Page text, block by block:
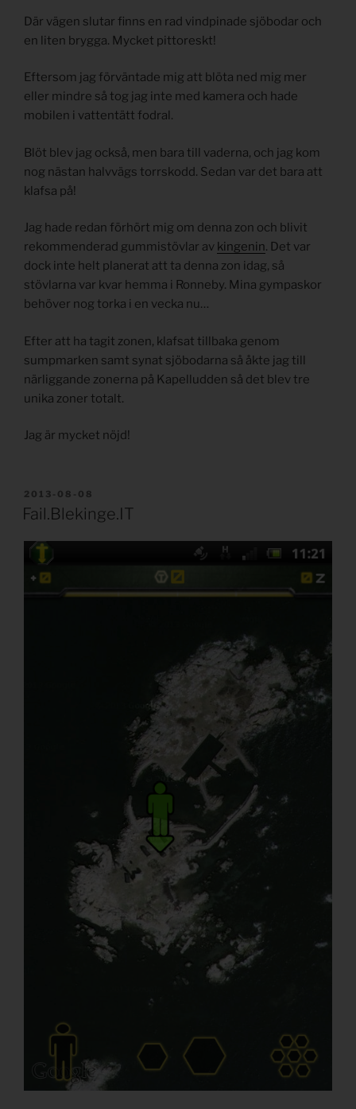
Där vägen slutar finns en rad vindpinade sjöbodar och
en liten brygga. Mycket pittoreskt!
Eftersom jag förväntade mig att blöta ned mig mer
eller mindre så tog jag inte med kamera och hade
mobilen i vattentätt fodral.
Blöt blev jag också, men bara till vaderna, och jag kom
nog nästan halvvägs torrskodd. Sedan var det bara att
klafsa på!
Jag hade redan förhört mig om denna zon och blivit
rekommenderad gummistövlar av kingenin. Det var
dock inte helt planerat att ta denna zon idag, så
stövlarna var kvar hemma i Ronneby. Mina gympaskor
behöver nog torka i en vecka nu…
Efter att ha tagit zonen, klafsat tillbaka genom
sumpmarken samt synat sjöbodarna så åkte jag till
närliggande zonerna på Kapelludden så det blev tre
unika zoner totalt.
Jag är mycket nöjd!
PUBLICERAT
2013-08-08
Fail.Blekinge.IT